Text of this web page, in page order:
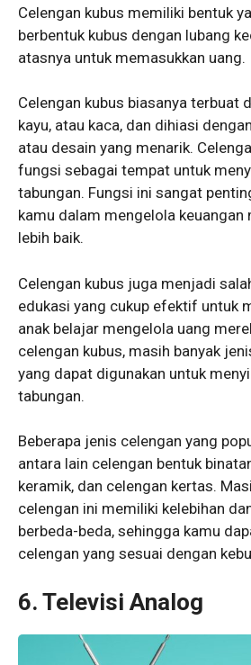
Celengan kubus memiliki bentuk
berbentuk kubus dengan lubang
atasnya untuk memasukkan uang.
Celengan kubus biasanya terbuat
kayu, atau kaca, dan dihiasi
atau desain yang menarik.
fungsi sebagai tempat untuk
tabungan. Fungsi ini sangat
kamu dalam mengelola keuangan
lebih baik.
Celengan kubus juga menjadi
edukasi yang cukup efektif untuk
anak belajar mengelola uang
celengan kubus, masih banyak
yang dapat digunakan untuk
tabungan.
Beberapa jenis celengan yang
antara lain celengan bentuk
keramik, dan celengan kertas.
celengan ini memiliki kelebihan
berbeda-beda, sehingga kamu
celengan yang sesuai dengan
6. Televisi Analog